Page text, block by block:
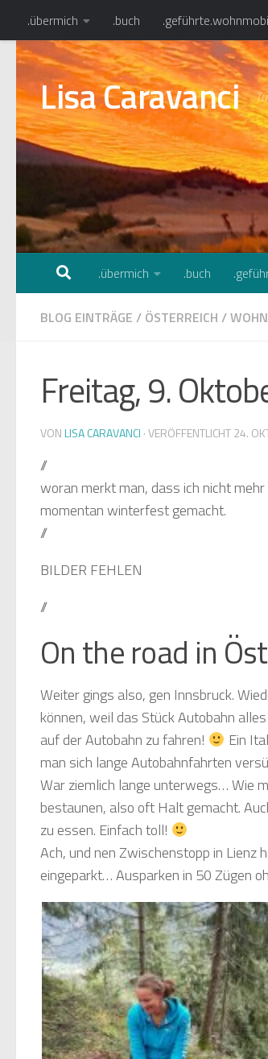
Zum Inhalt springen
.übermich .buch
Lisa Caravanci
.übermich .buch
BLOG EINTRÄGE / ÖSTERREICH /
Freitag, 9.
VONLISA CARAVANCI · VERÖFFENTLICHT24.
//
woran merkt man, dass ich nicht
momentan winterfest gemacht.
//
BILDER FEHLEN
//
On the road in
Weiter gings also, gen Innsbruck.
können, weil das Stück Autobahn
auf der Autobahn zu fahren!
Ein
man sich lange Autobahnfahrten
War ziemlich lange unterwegs… Wie
bestaunen, also oft Halt gemacht.
zu essen. Einfach toll!
Ach, und nen Zwischenstopp in Lienz
eingeparkt… Ausparken in 50 Zügen